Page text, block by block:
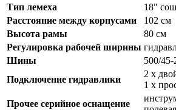
Тип лемеха
18"
Расстояние между корпусами
102 см
Высота рамы
80 см
Регулировка рабочей ширины
Шины
500/45-
Подключение гидравлики
2 x
1 x
Прочее серийное оснащение